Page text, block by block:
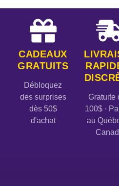
CADEAUX
GRATUITS
Débloquez
des surprises
dès 50$
d'achat
Gratuite
100$ ·
au